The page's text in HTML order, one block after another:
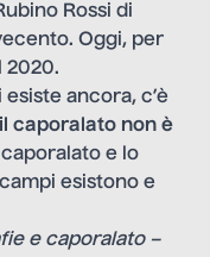
Rossi di
Oggi, per
2020.
ancora, c’è
il caporalato non è
caporalato e lo
esistono e
e caporalato –